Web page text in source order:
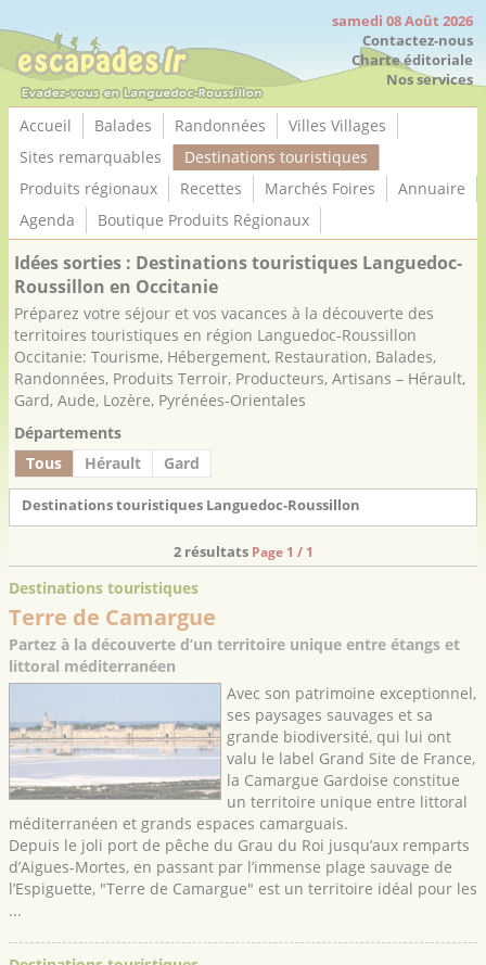
samedi 08 Août 2026
Contactez-nous
Charte éditoriale
Nos services
Accueil Balades Randonnées
Villes Villages
Sites remarquables
Destinations touristiques
Produits régionaux
Recettes Marchés Foires
Annuaire
Agenda
Boutique Produits Régionaux
Idées sorties : Destinations touristiques Languedoc-
Roussillon en Occitanie
Préparez votre séjour et vos vacances à la découverte des
territoires touristiques en région Languedoc-Roussillon
Occitanie: Tourisme, Hébergement, Restauration, Balades,
Randonnées, Produits Terroir, Producteurs, Artisans – Hérault,
Gard, Aude, Lozère, Pyrénées-Orientales
Départements
Tous
Hérault Gard
Destinations touristiques Languedoc-Roussillon
2 résultats Page 1 / 1
Destinations touristiques
Terre de Camargue
Partez à la découverte d’un territoire unique entre étangs et
littoral méditerranéen
Avec son patrimoine exceptionnel,
ses paysages sauvages et sa
grande biodiversité, qui lui ont
valu le label Grand Site de France,
la Camargue Gardoise constitue
un territoire unique entre littoral
méditerranéen et grands espaces camarguais.
Depuis le joli port de pêche du Grau du Roi jusqu’aux remparts
d’Aigues-Mortes, en passant par l’immense plage sauvage de
l’Espiguette, "Terre de Camargue" est un territoire idéal pour les
...